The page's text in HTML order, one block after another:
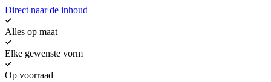
Direct naar de inhoud
Alles op maat
Elke gewenste vorm
Op voorraad